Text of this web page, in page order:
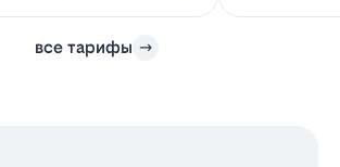
все тарифы